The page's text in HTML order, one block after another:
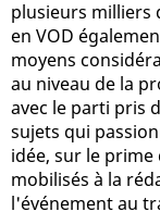
plusieurs milliers
en VOD
moyens
au niveau de la
avec le parti pris
sujets qui
idée, sur le
mobilisés à la
l'événement au